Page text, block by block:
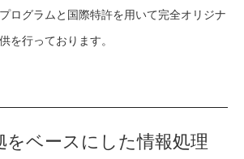
ログラムと国際特許を用いて完全オリジナ
を行っております。
をベースにした情報処理